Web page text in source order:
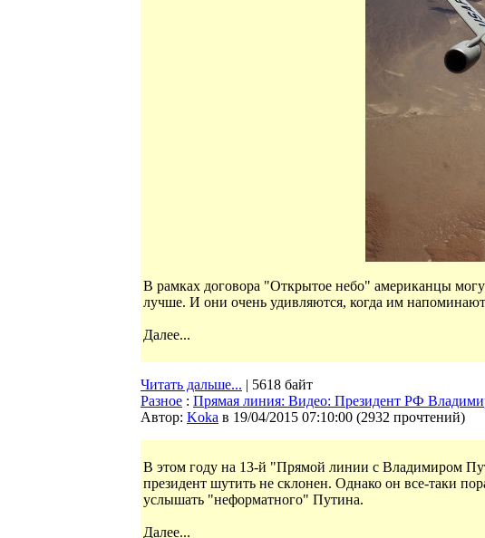
В рамках договора "Открытое небо" американцы
лучше. И они очень удивляются, когда им
Далее...
Читать дальше... | 5618 байт
Разное : Прямая линия: Видео: Президент РФ
Автор: Koka в 19/04/2015 07:10:00 (2932 прочтений)
В этом году на 13-й "Прямой линии с Владимиром
президент шутить не склонен. Однако он все-таки
услышать "неформатного" Путина.
Далее...